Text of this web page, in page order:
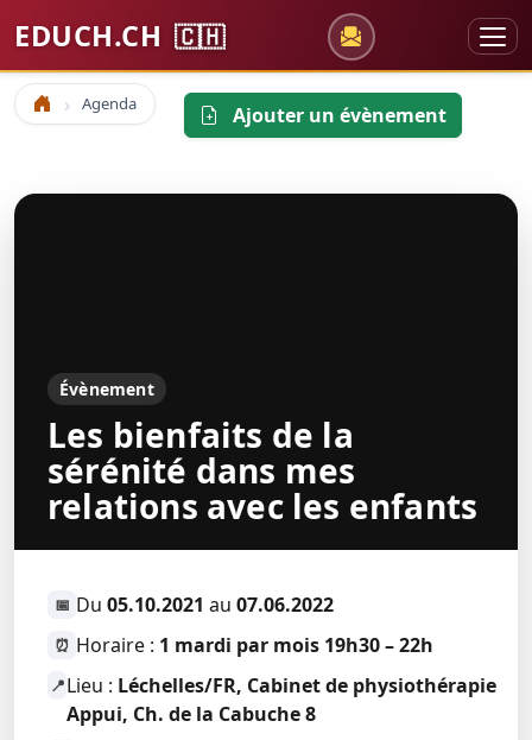
EDUCH.CH 🇨🇭
Accueil Agenda Ajouter un évènement
Évènement
Les bienfaits de la
sérénité dans mes
relations avec les enfants
📅 Du 05.10.2021 au 07.06.2022
⏰ Horaire : 1 mardi par mois 19h30 – 22h
📍Lieu : Léchelles/FR, Cabinet de physiothérapie
Appui, Ch. de la Cabuche 8